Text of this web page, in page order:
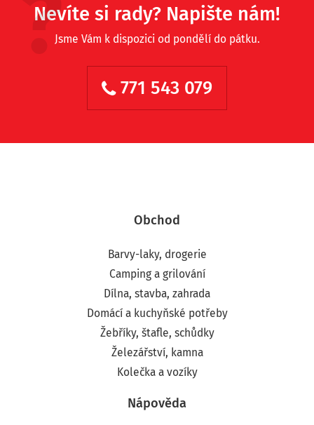
Nevíte si rady? Napište nám!
Jsme Vám k dispozici od pondělí do pátku.
771 543 079
Obchod
Barvy-laky, drogerie
Camping a grilování
Dílna, stavba, zahrada
Domácí a kuchyňské potřeby
Žebříky, štafle, schůdky
Železářství, kamna
Kolečka a vozíky
Nápověda